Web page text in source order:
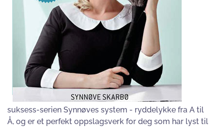
suksess-serien Synnøves system - ryddelykke fra A til
Å, og er et perfekt oppslagsverk for deg som har lyst til